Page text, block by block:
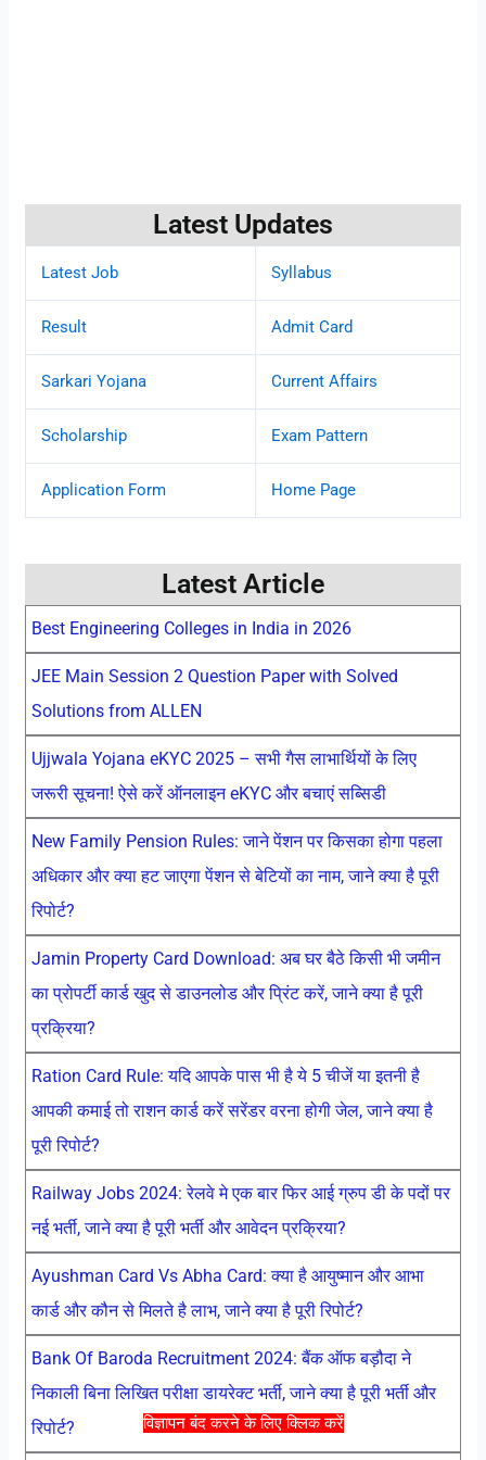
विज्ञापन बंद करने के लिए क्लिक करें
Latest Updates
Latest Job Syllabus
Result Admit Card
Sarkari Yojana Current Affairs
Scholarship Exam Pattern
Application Form Home Page
Latest Article
Best Engineering Colleges in India in 2026
JEE Main Session 2 Question Paper with Solved
Solutions from ALLEN
Ujjwala Yojana eKYC 2025 – सभी गैस लाभार्थियों के लिए
जरूरी सूचना! ऐसे करें ऑनलाइन eKYC और बचाएं सब्सिडी
New Family Pension Rules: जाने पेंशन पर किसका होगा पहला
अधिकार और क्या हट जाएगा पेंशन से बेटियों का नाम, जाने क्या है पूरी
रिपोर्ट?
Jamin Property Card Download: अब घर बैठे किसी भी जमीन
का प्रोपर्टी कार्ड खुद से डाउनलोड और प्रिंट करें, जाने क्या है पूरी
प्रक्रिया?
Ration Card Rule: यदि आपके पास भी है ये 5 चीजें या इतनी है
आपकी कमाई तो राशन कार्ड करें सरेंडर वरना होगी जेल, जाने क्या है
पूरी रिपोर्ट?
Railway Jobs 2024: रेलवे मे एक बार फिर आई ग्रुप डी के पदों पर
नई भर्ती, जाने क्या है पूरी भर्ती और आवेदन प्रक्रिया?
Ayushman Card Vs Abha Card: क्या है आयुष्मान और आभा
कार्ड और कौन से मिलते है लाभ, जाने क्या है पूरी रिपोर्ट?
Bank Of Baroda Recruitment 2024: बैंक ऑफ बड़ौदा ने
निकाली बिना लिखित परीक्षा डायरेक्ट भर्ती, जाने क्या है पूरी भर्ती और
रिपोर्ट?